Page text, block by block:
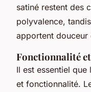
satiné restent des
polyvalence,
apportent douceur
Fonctionnalité
Il est essentiel
et fonctionnalité.